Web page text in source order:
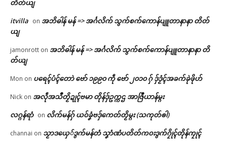
တိတ်ယျ
itvilla on အဘိဓါန် မန် => အၚ်္ဂလိက် သွက်စက်ကောန်ပျူတာနာနာ တိတ်
ယျ
jamonrott on အဘိဓါန် မန် => အၚ်္ဂလိက် သွက်စက်ကောန်ပျူတာနာနာ တိ
တ်ယျ
Mon on ပရေၚ်ပံၚ်တောဲ ဗော် ၁၉၉၀ ကဵု ဗော် ၂၀၁၀ ဂှ် ဒှ်ဒၟံၚ်အခက်ခုဲဖိုဟ်
Nick on အလဵုအသဳတၟိဍုၚ်ဗမာ တိုန်ဒှ်ဥက္ကဌ အာဇြဳယာန်မ္ဂး
လဂ္ဂန်ရာံ on လိက်မန်ဂှ် ယဝ်ခၞံဗဒှ်ကေတ်တၟိမ္ဂး (သကုတ်ၜါ)
channai on သၟာဒယှေ်ဒွက်မန်တံ သၞာံဏံပတိတ်ကဝးဒွက်ဂၠိုၚ်တိုန်ကၠုၚ်